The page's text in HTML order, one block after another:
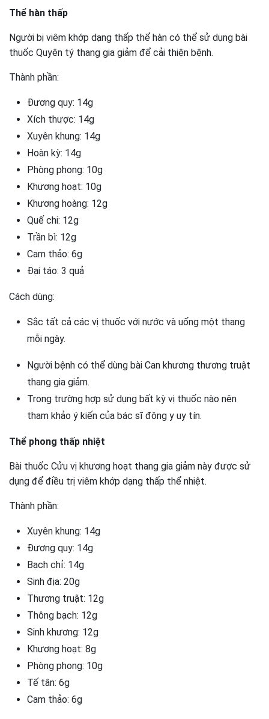
Thể hàn thấp
Người bị viêm khớp dạng thấp thể hàn có thể sử dụng bài
thuốc Quyên tý thang gia giảm để cải thiện bệnh.
Thành phần:
Đương quy: 14g
Xích thược: 14g
Xuyên khung: 14g
Hoàn kỳ: 14g
Phòng phong: 10g
Khương hoạt: 10g
Khương hoàng: 12g
Quế chi: 12g
Trần bì: 12g
Cam thảo: 6g
Đại táo: 3 quả
Cách dùng:
Sắc tất cả các vị thuốc với nước và uống một thang
mỗi ngày.
Người bệnh có thể dùng bài Can khương thương truật
thang gia giảm.
Trong trường hợp sử dụng bất kỳ vị thuốc nào nên
tham khảo ý kiến của bác sĩ đông y uy tín.
Thể phong thấp nhiệt
Bài thuốc Cửu vị khương hoạt thang gia giảm này được sử
dụng để điều trị viêm khớp dạng thấp thể nhiệt.
Thành phần:
Xuyên khung: 14g
Đương quy: 14g
Bạch chỉ: 14g
Sinh địa: 20g
Thương truật: 12g
Thông bạch: 12g
Sinh khương: 12g
Khương hoạt: 8g
Phòng phong: 10g
Tế tân: 6g
Cam thảo: 6g